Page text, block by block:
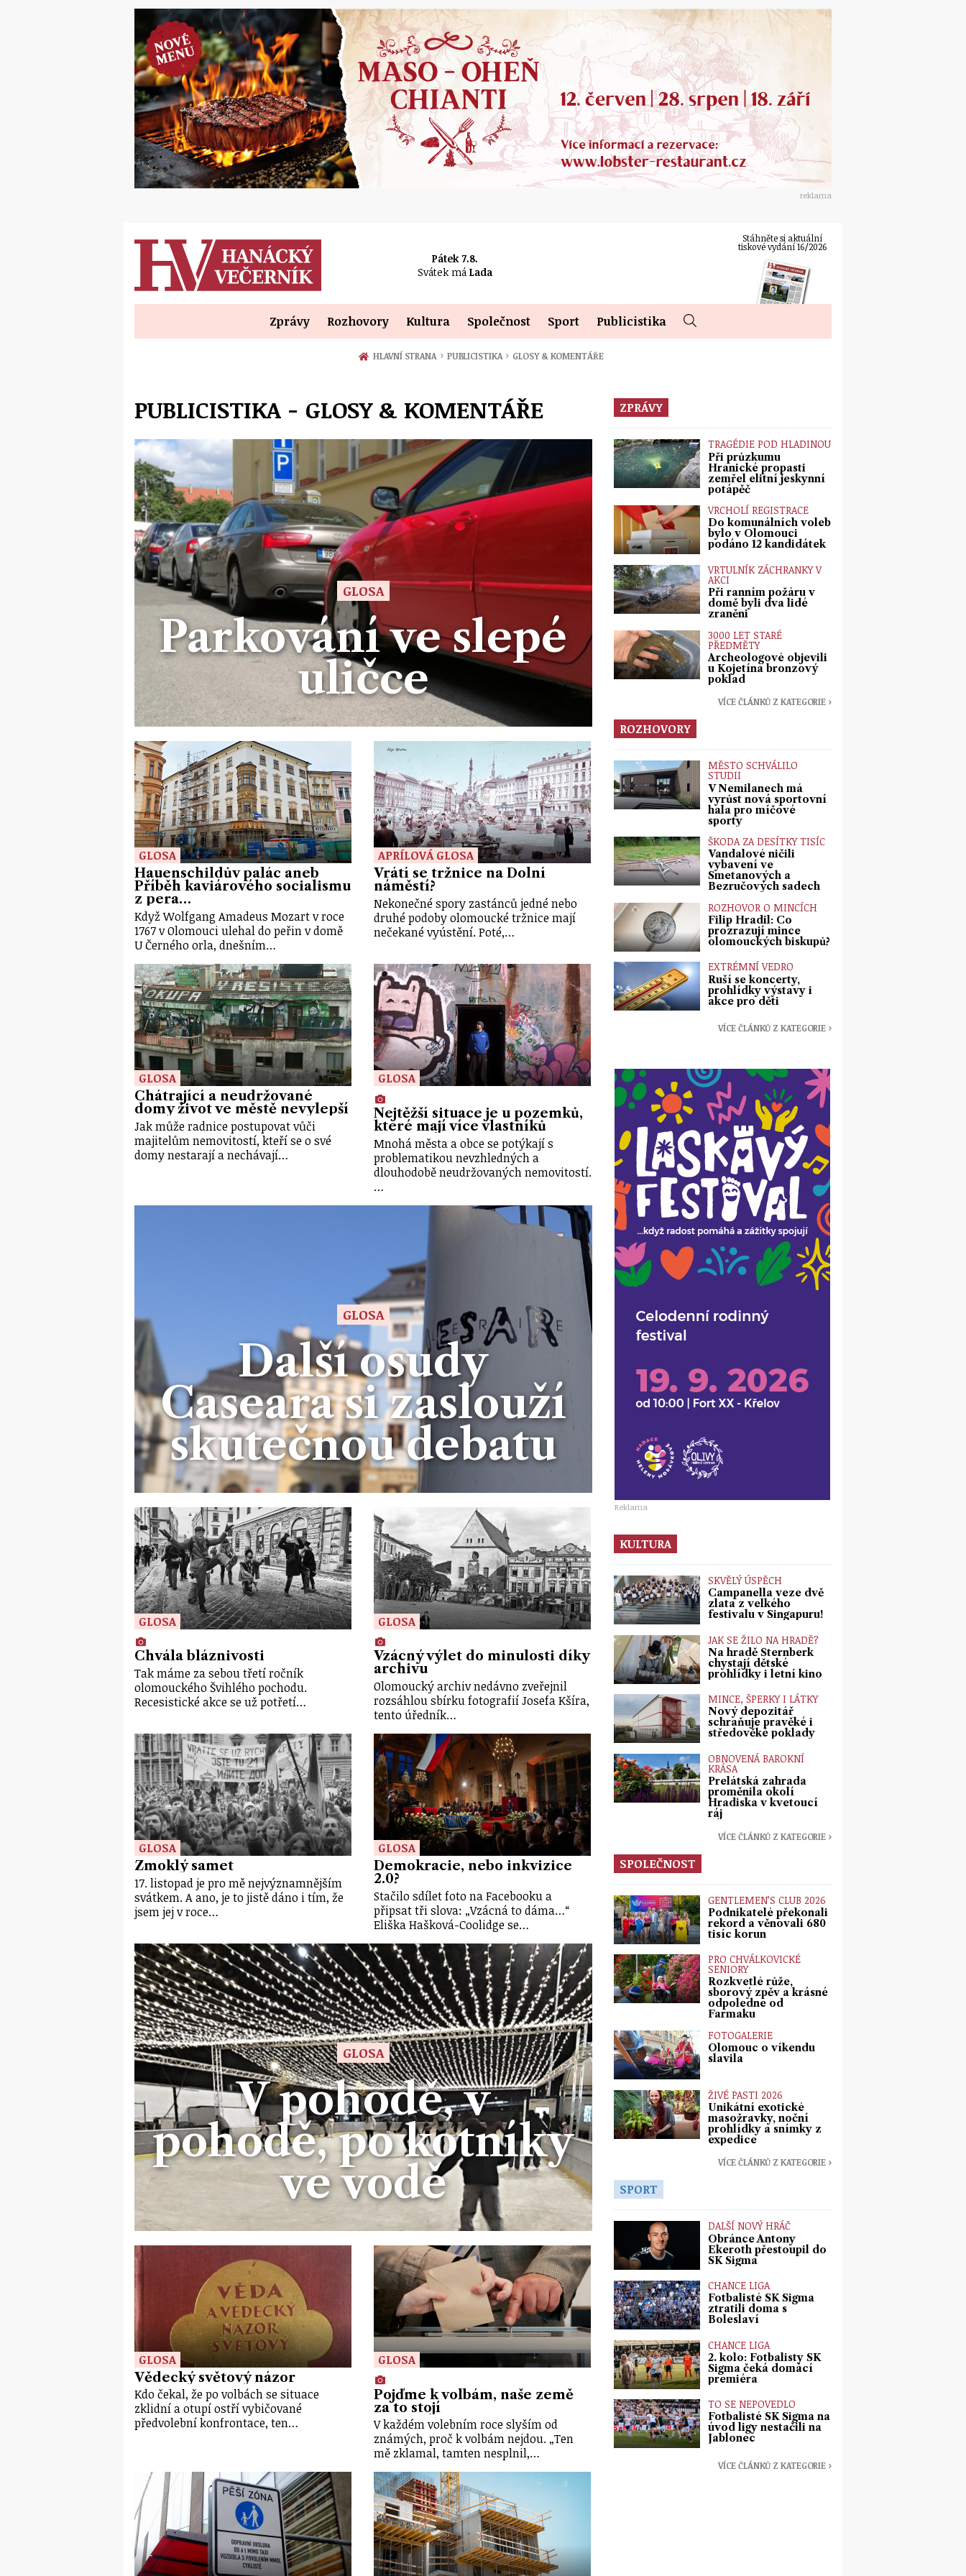
reklama
Pátek 7.8.
Svátek má Lada
Stáhněte si aktuální
tiskové vydání 16/2026
Zprávy Rozhovory Kultura Společnost Sport Publicistika
HLAVNÍ STRANA › PUBLICISTIKA › GLOSY & KOMENTÁŘE
PUBLICISTIKA - GLOSY & KOMENTÁŘE
GLOSA
Parkování ve slepé
uličce
GLOSA
Hauenschildův palác aneb
Příběh kaviárového socialismu
z pera…
Když Wolfgang Amadeus Mozart v roce
1767 v Olomouci ulehal do peřin v domě
U Černého orla, dnešním…
APRÍLOVÁ GLOSA
Vrátí se tržnice na Dolní
náměstí?
Nekonečné spory zastánců jedné nebo
druhé podoby olomoucké tržnice mají
nečekané vyústění. Poté,…
GLOSA
Chátrající a neudržované
domy život ve městě nevylepší
Jak může radnice postupovat vůči
majitelům nemovitostí, kteří se o své
domy nestarají a nechávají…
GLOSA
Nejtěžší situace je u pozemků,
které mají více vlastníků
Mnohá města a obce se potýkají s
problematikou nevzhledných a
dlouhodobě neudržovaných nemovitostí.
…
GLOSA
Další osudy
Caseara si zaslouží
skutečnou debatu
GLOSA
Chvála bláznivosti
Tak máme za sebou třetí ročník
olomouckého Švihlého pochodu.
Recesistické akce se už potřetí…
GLOSA
Vzácný výlet do minulosti díky
archivu
Olomoucký archiv nedávno zveřejnil
rozsáhlou sbírku fotografií Josefa Kšíra,
tento úředník…
GLOSA
Zmoklý samet
17. listopad je pro mě nejvýznamnějším
svátkem. A ano, je to jistě dáno i tím, že
jsem jej v roce…
GLOSA
Demokracie, nebo inkvizice
2.0?
Stačilo sdílet foto na Facebooku a
připsat tři slova: „Vzácná to dáma…“
Eliška Hašková-Coolidge se…
GLOSA
V pohodě, v
pohodě, po kotníky
ve vodě
GLOSA
Vědecký světový názor
Kdo čekal, že po volbách se situace
zklidní a otupí ostří vybičované
předvolební konfrontace, ten…
GLOSA
Pojďme k volbám, naše země
za to stojí
V každém volebním roce slyším od
známých, proč k volbám nejdou. „Ten
mě zklamal, tamten nesplnil,…
ZPRÁVY
TRAGÉDIE POD HLADINOU
Při průzkumu
Hranické propasti
zemřel elitní jeskynní
potápěč
VRCHOLÍ REGISTRACE
Do komunálních voleb
bylo v Olomouci
podáno 12 kandidátek
VRTULNÍK ZÁCHRANKY V
AKCI
Při ranním požáru v
domě byli dva lidé
zraněni
3000 LET STARÉ
PŘEDMĚTY
Archeologové objevili
u Kojetína bronzový
poklad
VÍCE ČLÁNKŮ Z KATEGORIE ›
ROZHOVORY
MĚSTO SCHVÁLILO
STUDII
V Nemilanech má
vyrůst nová sportovní
hala pro míčové
sporty
ŠKODA ZA DESÍTKY TISÍC
Vandalové ničili
vybavení ve
Smetanových a
Bezručových sadech
ROZHOVOR O MINCÍCH
Filip Hradil: Co
prozrazují mince
olomouckých biskupů?
EXTRÉMNÍ VEDRO
Ruší se koncerty,
prohlídky výstavy i
akce pro děti
VÍCE ČLÁNKŮ Z KATEGORIE ›
Reklama
KULTURA
SKVĚLÝ ÚSPĚCH
Campanella veze dvě
zlata z velkého
festivalu v Singapuru!
JAK SE ŽILO NA HRADĚ?
Na hradě Šternberk
chystají dětské
prohlídky i letní kino
MINCE, ŠPERKY I LÁTKY
Nový depozitář
schraňuje pravěké i
středověké poklady
OBNOVENÁ BAROKNÍ
KRÁSA
Prelátská zahrada
proměnila okolí
Hradiska v kvetoucí
ráj
VÍCE ČLÁNKŮ Z KATEGORIE ›
SPOLEČNOST
GENTLEMEN’S CLUB 2026
Podnikatelé překonali
rekord a věnovali 680
tisíc korun
PRO CHVÁLKOVICKÉ
SENIORY
Rozkvetlé růže,
sborový zpěv a krásné
odpoledne od
Farmaku
FOTOGALERIE
Olomouc o víkendu
slavila
ŽIVÉ PASTI 2026
Unikátní exotické
masožravky, noční
prohlídky a snímky z
expedice
VÍCE ČLÁNKŮ Z KATEGORIE ›
SPORT
DALŠÍ NOVÝ HRÁČ
Obránce Antony
Ekeroth přestoupil do
SK Sigma
CHANCE LIGA
Fotbalisté SK Sigma
ztratili doma s
Boleslaví
CHANCE LIGA
2. kolo: Fotbalisty SK
Sigma čeká domácí
premiéra
TO SE NEPOVEDLO
Fotbalisté SK Sigma na
úvod ligy nestačili na
Jablonec
VÍCE ČLÁNKŮ Z KATEGORIE ›